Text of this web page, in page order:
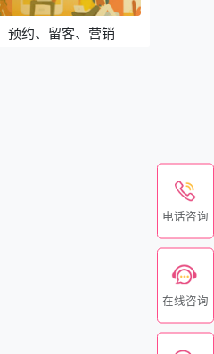
预约、留客、营销
电话咨询
在线咨询